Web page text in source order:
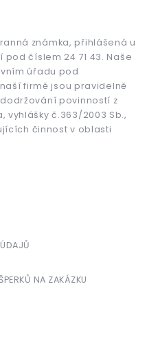
známka, přihlášená u
číslem 24 71 43. Naše
úřadu pod
firmě jsou pravidelně
povinností z
vyhlášky č.363/2003 Sb.,
činnost v oblasti
NA ZAKÁZKU